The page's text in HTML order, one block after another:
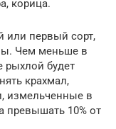
корица.
или первый сорт,
Чем меньше в
рыхлой будет
крахмал,
измельченные в
превышать 10% от